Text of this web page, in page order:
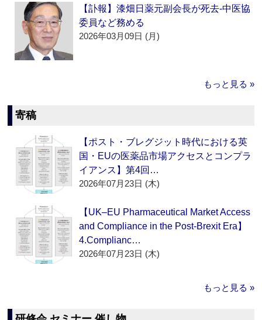
【訃報】漆畑日薬元副会長が死去‐中医協
委員など務める
2026年03月09日 (月)
もっと見る »
寄稿
【ポスト・ブレグジット時代における英
国・EUの医薬品市場アクセスとコンプラ
イアンス】第4回…
2026年07月23日 (木)
【UK–EU Pharmaceutical Market Access
and Compliance in the Post-Brexit Era】
4.Complianc…
2026年07月23日 (木)
もっと見る »